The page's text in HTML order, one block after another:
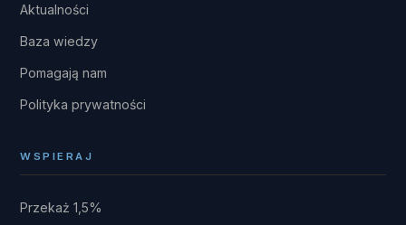
Aktualności
Baza wiedzy
Pomagają nam
Polityka prywatności
WSPIERAJ
Przekaż 1,5%